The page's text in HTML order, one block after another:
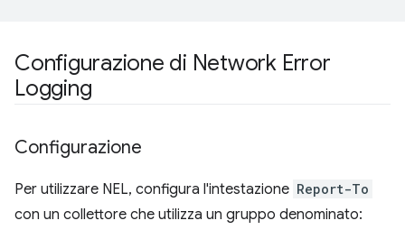
Configurazione di Network Error
Logging
Configurazione
Per utilizzare NEL, configura l'intestazione Report-To
con un collettore che utilizza un gruppo denominato: